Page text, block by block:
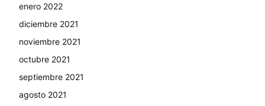
enero 2022
diciembre 2021
noviembre 2021
octubre 2021
septiembre 2021
agosto 2021